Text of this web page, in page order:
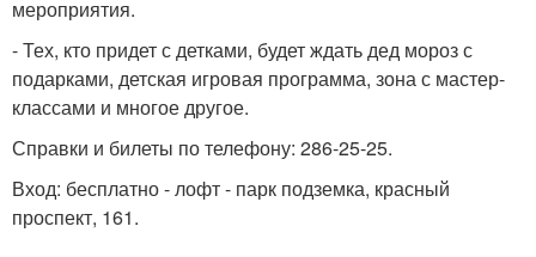
мероприятия.
- Тех, кто придет с детками, будет ждать дед мороз с
подарками, детская игровая программа, зона с мастер-
классами и многое другое.
Справки и билеты по телефону: 286-25-25.
Вход: бесплатно - лофт - парк подземка, красный
проспект, 161.